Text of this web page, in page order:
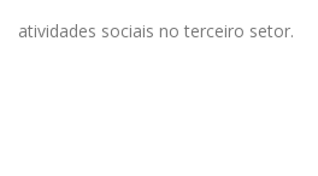
atividades sociais no terceiro setor.